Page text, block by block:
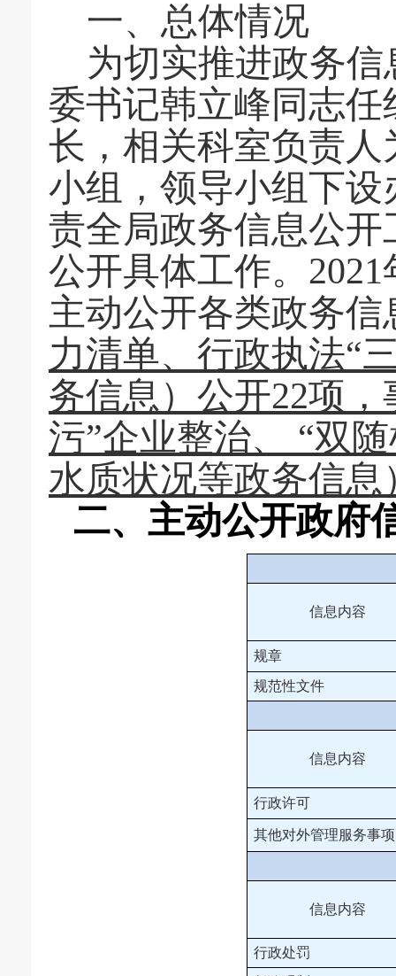
一、总体情况
为切实推进政务
委书记韩立峰同志任
长，相关科室负责
小组，领导小组下设
责全局政务信息公
公开具体工作。2021
主动公开各类政务信
力清单、行政执法“
务信息）公开22项，
污”企业整治、 “双
水质状况等政务信息
二、主动公开政府
信息内容
规章
规范性文件
信息内容
行政许可
其他对外管理服务事项
信息内容
行政处罚